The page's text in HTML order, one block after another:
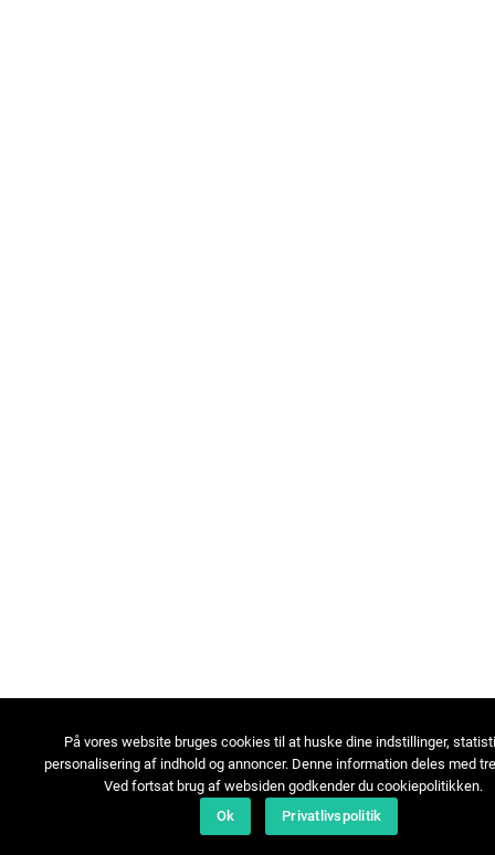
På vores website bruges cookies til at huske dine indstillinger,
personalisering af indhold og annoncer. Denne information deles med
Ved fortsat brug af websiden godkender du cookiepolitikken.
Ok
Privatlivspolitik